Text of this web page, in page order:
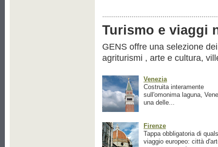
Turismo e viaggi
GENS offre una selezione
agriturismi , arte e cultura,
Venezia
Costruita interamente
sull'omonima laguna,
una delle...
Firenze
Tappa obbligatoria di
viaggio europeo: città